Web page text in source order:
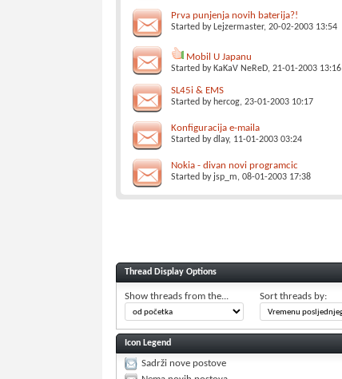
Prva punjenja novih baterija?!
Started by Lejzermaster, 20-02-2003 13:54
Mobil U Japanu
Started by KaKaV NeReD, 21-01-2003 13:16
SL45i & EMS
Started by hercog, 23-01-2003 10:17
Konfiguracija e-maila
Started bydlay, 11-01-2003 03:24
Nokia - divan novi programcic
Started by jsp_m, 08-01-2003 17:38
Thread Display Options
Show threads from the... Sort threads by:
Icon Legend
Sadrži nove postove